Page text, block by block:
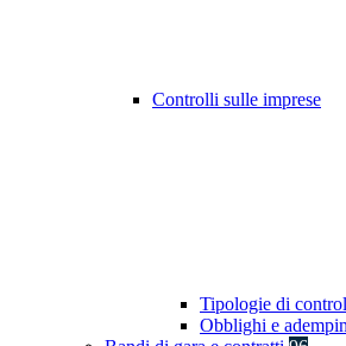
Controlli sulle imprese
Tipologie di
Obblighi e